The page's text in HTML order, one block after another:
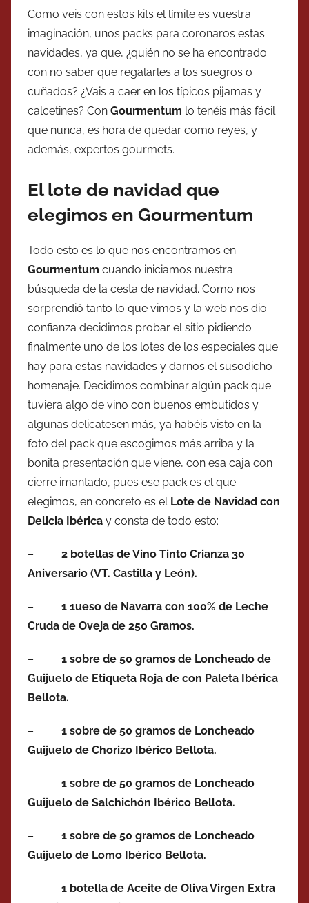
Como veis con estos kits el límite es vuestra
imaginación, unos packs para coronaros estas
navidades, ya que, ¿quién no se ha encontrado
con no saber que regalarles a los suegros o
cuñados? ¿Vais a caer en los típicos pijamas y
calcetines? Con Gourmentum lo tenéis más fácil
que nunca, es hora de quedar como reyes, y
además, expertos gourmets.
El lote de navidad que
elegimos en Gourmentum
Todo esto es lo que nos encontramos en
Gourmentum cuando iniciamos nuestra
búsqueda de la cesta de navidad. Como nos
sorprendió tanto lo que vimos y la web nos dio
confianza decidimos probar el sitio pidiendo
finalmente uno de los lotes de los especiales que
hay para estas navidades y darnos el susodicho
homenaje. Decidimos combinar algún pack que
tuviera algo de vino con buenos embutidos y
algunas delicatesen más, ya habéis visto en la
foto del pack que escogimos más arriba y la
bonita presentación que viene, con esa caja con
cierre imantado, pues ese pack es el que
elegimos, en concreto es el Lote de Navidad con
Delicia Ibérica y consta de todo esto:
– 2 botellas de Vino Tinto Crianza 30
Aniversario (VT. Castilla y León).
– 1 1ueso de Navarra con 100% de Leche
Cruda de Oveja de 250 Gramos.
– 1 sobre de 50 gramos de Loncheado de
Guijuelo de Etiqueta Roja de con Paleta Ibérica
Bellota.
– 1 sobre de 50 gramos de Loncheado
Guijuelo de Chorizo Ibérico Bellota.
– 1 sobre de 50 gramos de Loncheado
Guijuelo de Salchichón Ibérico Bellota.
– 1 sobre de 50 gramos de Loncheado
Guijuelo de Lomo Ibérico Bellota.
– 1 botella de Aceite de Oliva Virgen Extra